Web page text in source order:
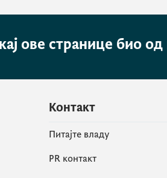
ове странице био од
Контакт
Питајте владу
PR контакт